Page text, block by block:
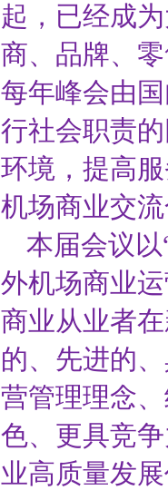
起，已经成
商、品牌、
每年峰会由
行社会职责
环境，提高
机场商业交
本届会议
外机场商业
商业从业者
的、先进的
营管理理念
色、更具竞
业高质量发